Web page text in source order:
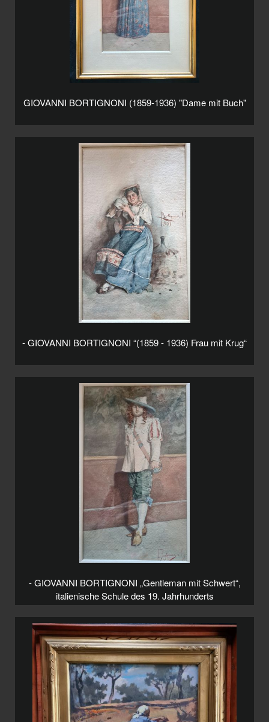
GIOVANNI BORTIGNONI (1859-1936) "Dame mit Buch"
- GIOVANNI BORTIGNONI “(1859 - 1936) Frau mit Krug“
- GIOVANNI BORTIGNONI „Gentleman mit Schwert“,
italienische Schule des 19. Jahrhunderts